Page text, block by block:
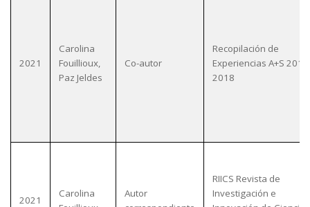
2021
Carolina
Fouillioux,
Paz Jeldes
Co-autor
Recopilación de
Experiencias A+S
2018
2021
Carolina
Autor
RIICS Revista de
Investigación e